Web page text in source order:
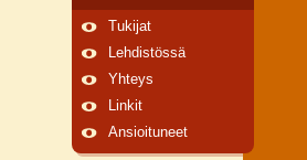
Tukijat
Lehdistössä
Yhteys
Linkit
Ansioituneet